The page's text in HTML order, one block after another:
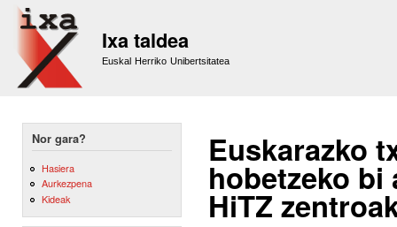
Ixa taldea
Euskal Herriko Unibertsitatea
Nor gara?
Hasiera
Aurkezpena
Kideak
Euskarazko
hobetzeko bi
HiTZ